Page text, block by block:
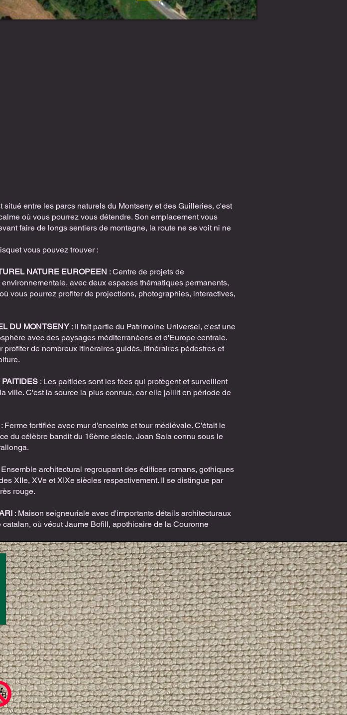
situé entre les parcs naturels du Montseny et des Guilleries, c'est
où vous pourrez vous détendre. Son emplacement vous
faire de longs sentiers de montagne, la route ne se voit ni ne
vous pouvez trouver :
NATURE EUROPEEN : Centre de projets de
avec deux espaces thématiques permanents,
vous pourrez profiter de projections, photographies, interactives,
DU MONTSENY : Il fait partie du Patrimoine Universel, c'est une
avec des paysages méditerranéens et d'Europe centrale.
profiter de nombreux itinéraires guidés, itinéraires pédestres et
: Les paitides sont les fées qui protègent et surveillent
ville. C'est la source la plus connue, car elle jaillit en période de
: Ferme fortifiée avec mur d'enceinte et tour médiévale. C'était le
du célèbre bandit du 16ème siècle, Joan Sala connu sous le
Ensemble architectural regroupant des édifices romans, gothiques
XIIe, XVe et XIXe siècles respectivement. Il se distingue par
rouge.
: Maison seigneuriale avec d'importants détails architecturaux
catalan, où vécut Jaume Bofill, apothicaire de la Couronne